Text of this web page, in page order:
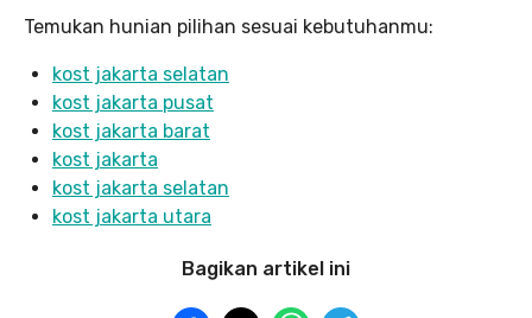
Temukan hunian pilihan sesuai kebutuhanmu:
kost jakarta selatan
kost jakarta pusat
kost jakarta barat
kost jakarta
kost jakarta selatan
kost jakarta utara
Bagikan artikel ini